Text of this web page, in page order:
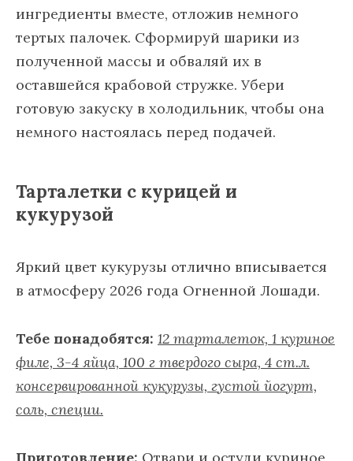
ингредиенты вместе, отложив немного
тертых палочек. Сформируй шарики из
полученной массы и обваляй их в
оставшейся крабовой стружке. Убери
готовую закуску в холодильник, чтобы она
немного настоялась перед подачей.
Тарталетки с курицей и
кукурузой
Яркий цвет кукурузы отлично вписывается
в атмосферу 2026 года Огненной Лошади.
Тебе понадобятся: 12 тарталеток, 1 куриное
филе, 3-4 яйца, 100 г твердого сыра, 4 ст.л.
консервированной кукурузы, густой йогурт,
соль, специи.
Приготовление: Отвари и остуди куриное